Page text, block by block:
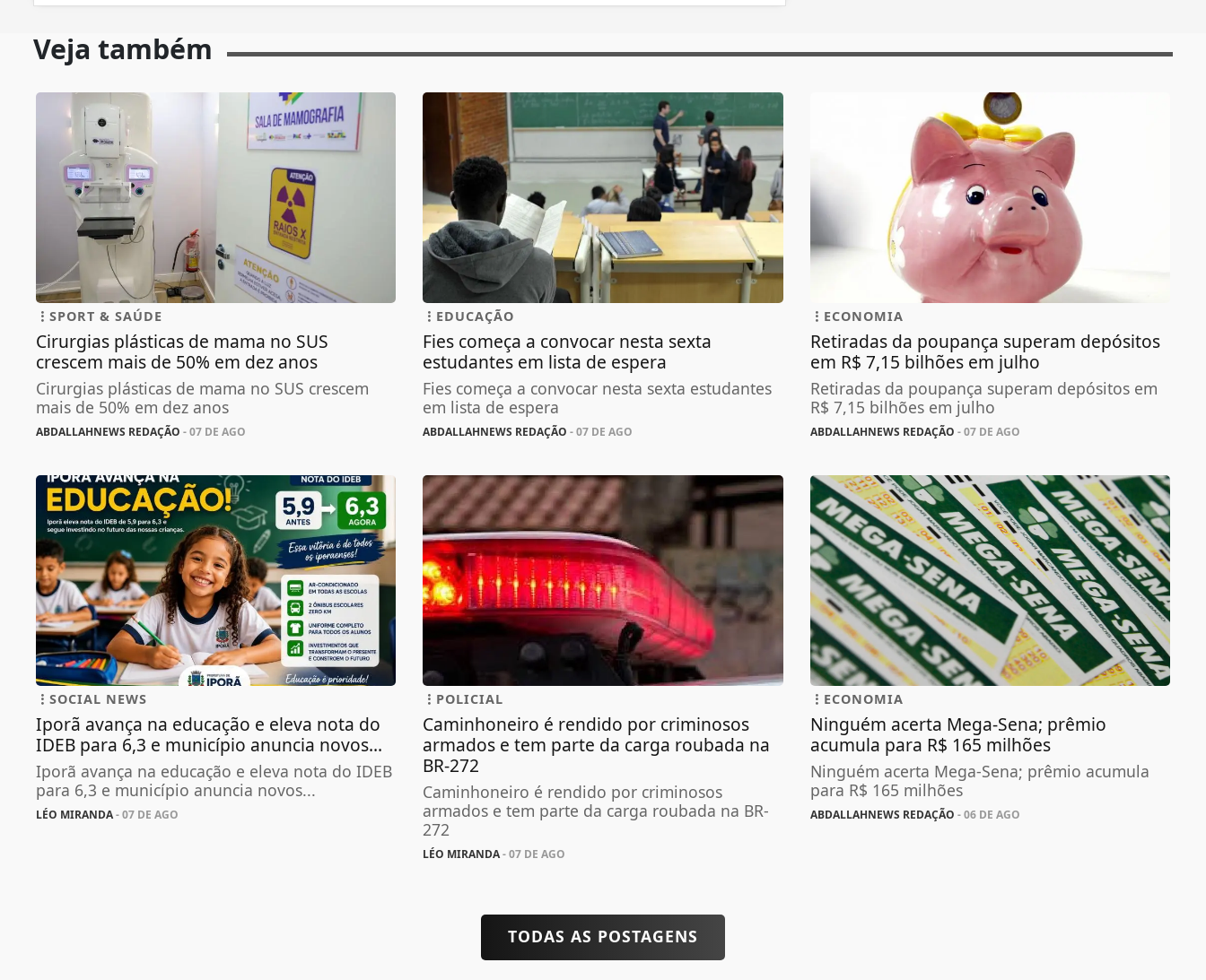
Veja também
SPORT & SAÚDE
Cirurgias plásticas de mama no SUS
crescem mais de 50% em dez anos
Cirurgias plásticas de mama no SUS crescem
mais de 50% em dez anos
ABDALLAHNEWS REDAÇÃO - 07 DE AGO
EDUCAÇÃO
Fies começa a convocar nesta sexta
estudantes em lista de espera
Fies começa a convocar nesta sexta estudantes
em lista de espera
ABDALLAHNEWS REDAÇÃO - 07 DE AGO
ECONOMIA
Retiradas da poupança superam depósitos
em R$ 7,15 bilhões em julho
Retiradas da poupança superam depósitos em
R$ 7,15 bilhões em julho
ABDALLAHNEWS REDAÇÃO - 07 DE AGO
SOCIAL NEWS
Iporã avança na educação e eleva nota do
IDEB para 6,3 e município anuncia novos...
Iporã avança na educação e eleva nota do IDEB
para 6,3 e município anuncia novos...
LÉO MIRANDA- 07 DE AGO
POLICIAL
Caminhoneiro é rendido por criminosos
armados e tem parte da carga roubada na
BR-272
Caminhoneiro é rendido por criminosos
armados e tem parte da carga roubada na BR-
272
LÉO MIRANDA- 07 DE AGO
ECONOMIA
Ninguém acerta Mega-Sena; prêmio
acumula para R$ 165 milhões
Ninguém acerta Mega-Sena; prêmio acumula
para R$ 165 milhões
ABDALLAHNEWS REDAÇÃO - 06 DE AGO
TODAS AS POSTAGENS